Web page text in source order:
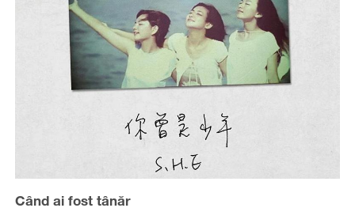
Când ai fost tânăr